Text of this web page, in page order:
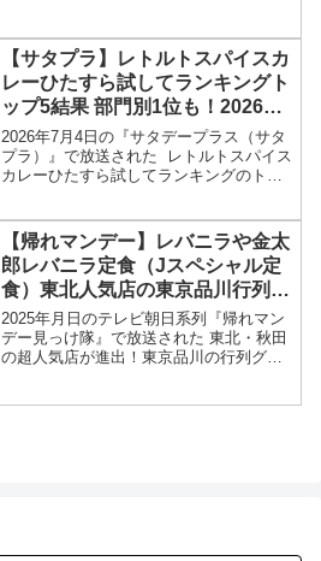
は、日本のそこにどうして行列が？行列
店が特集されま...
【サタプラ】レトルトスパイスカ
レーひたすら試してランキングト
ップ5結果 部門別1位も！2026年
7月4日
2026年7月4日の『サタデープラス（サタ
プラ）』で放送された レトルトスパイス
カレーひたすら試してランキングのトッ
最新情報をもとに、コンビニ、スーパー
などで買える...
【帰れマンデー】レバニラや金太
郎レバニラ定食（Jスペシャル定
食）東北人気店の東京品川行列グ
ルメ2026年3月2日
2025年月日のテレビ朝日系列『帰れマン
デー見っけ隊』で放送された 東北・秋田
の超人気店が進出！東京品川の行列グル